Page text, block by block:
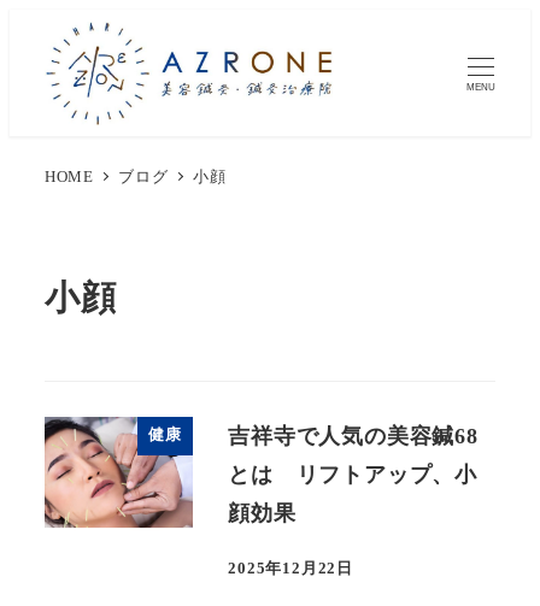
MENU
HOME ブログ 小顔
小顔
健康
吉祥寺で人気の美容鍼68
とは リフトアップ、小
顔効果
2025年12月22日